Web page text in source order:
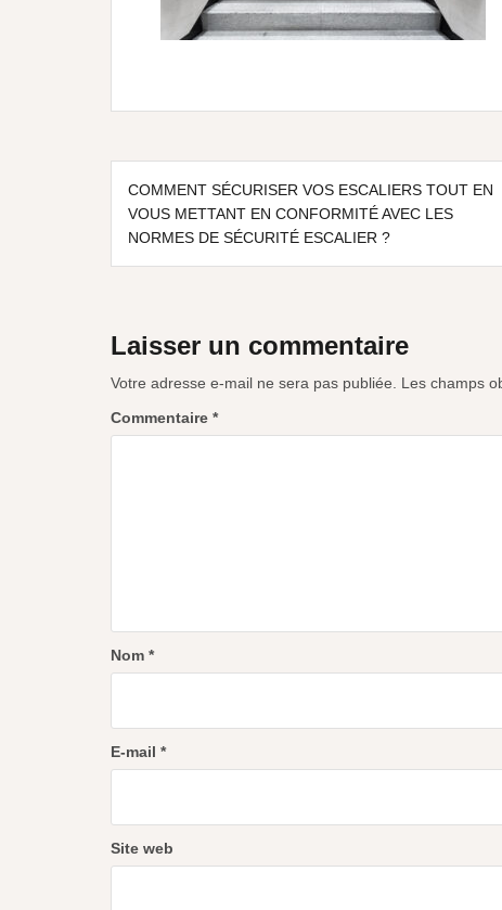
COMMENT SÉCURISER VOS ESCALIERS TOUT EN
VOUS METTANT EN CONFORMITÉ AVEC LES
NORMES DE SÉCURITÉ ESCALIER ?
Laisser un commentaire
Votre adresse e-mail ne sera pas publiée. Les champs
Commentaire *
Nom *
E-mail *
Site web